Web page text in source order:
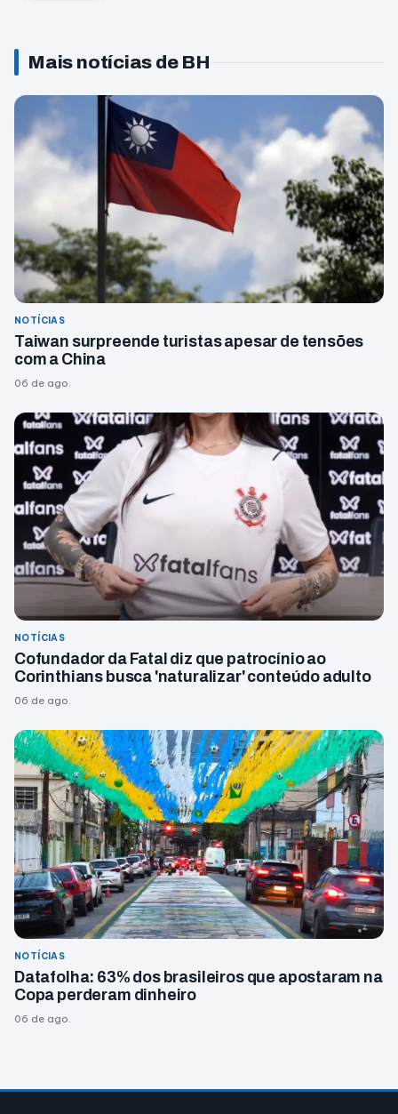
Mais notícias de BH
NOTÍCIAS
Taiwan surpreende turistas apesar de tensões
com a China
06 de ago.
NOTÍCIAS
Cofundador da Fatal diz que patrocínio ao
Corinthians busca 'naturalizar' conteúdo adulto
06 de ago.
NOTÍCIAS
Datafolha: 63% dos brasileiros que apostaram na
Copa perderam dinheiro
06 de ago.